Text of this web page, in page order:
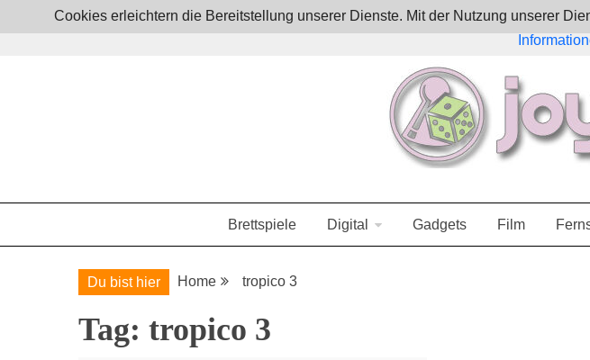
to
JoystickZ
Brettspiele Digital Gadgets Film
Du bist hier Home tropico 3
Tag: tropico 3
Cookies erleichtern die Bereitstellung unserer Dienste. Mit der Nutzung unserer